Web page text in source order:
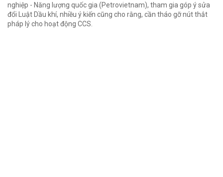
nghiệp - Năng lượng quốc gia (Petrovietnam), tham gia góp ý sửa
đổi Luật Dầu khí, nhiều ý kiến cũng cho rằng, cần tháo gỡ nút thắt
pháp lý cho hoạt động CCS.